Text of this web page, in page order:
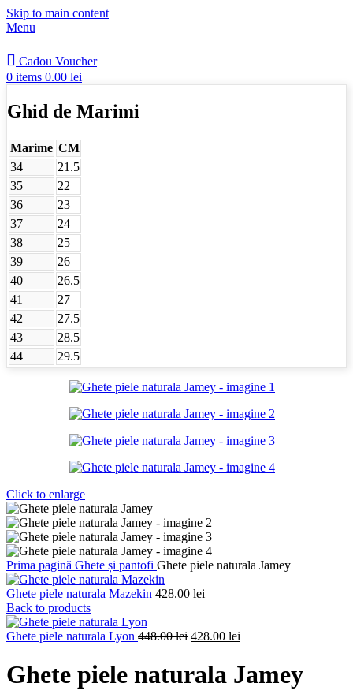
Skip to main content
Menu
Cadou Voucher
0 items 0.00 lei
Ghid de Marimi
Marime CM
34
21.5
35
22
36
23
37
24
38
25
39
26
40
26.5
41
27
42
27.5
43
28.5
44
29.5
Click to enlarge
Prima pagină Ghete și pantofi Ghete piele naturala Jamey
Ghete piele naturala Mazekin 428.00 lei
Back to products
Ghete piele naturala Lyon 448.00lei Prețul
fost:
428.00 lei
este:
428.00 lei.
Ghete piele naturala Jamey